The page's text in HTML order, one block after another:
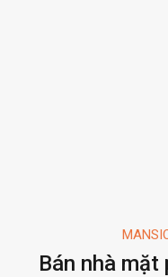
Bán nhà mặt